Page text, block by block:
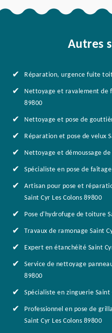
Autres
Réparation, urgence fuite
Nettoyage et ravalement de
89800
Nettoyage et pose de
Réparation et pose de velux
Nettoyage et démoussage
Spécialiste en pose de
Artisan pour pose et
Saint Cyr Les Colons 89800
Pose d'hydrofuge de toiture
Travaux de ramonage Saint
Expert en étanchéité Saint
Service de nettoyage
89800
Spécialiste en zinguerie Saint
Professionnel en pose de
Saint Cyr Les Colons 89800